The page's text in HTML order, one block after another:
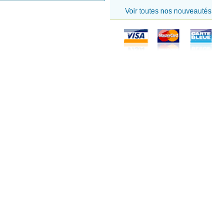
Voir toutes nos nouveautés